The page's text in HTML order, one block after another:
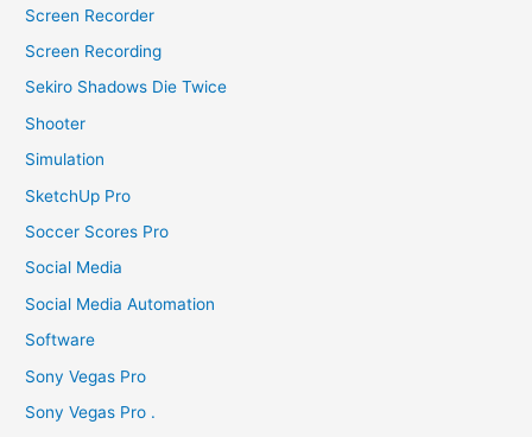
Screen Recorder
Screen Recording
Sekiro Shadows Die Twice
Shooter
Simulation
SketchUp Pro
Soccer Scores Pro
Social Media
Social Media Automation
Software
Sony Vegas Pro
Sony Vegas Pro .